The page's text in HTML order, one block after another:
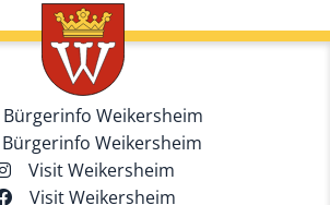
Bürgerinfo Weikersheim
Bürgerinfo Weikersheim
Visit Weikersheim
Visit Weikersheim